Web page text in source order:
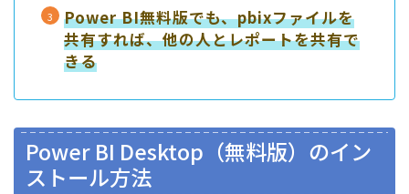
Power BI無料版でも、pbixファイルを
共有すれば、他の人とレポートを共有で
きる
Power BI Desktop（無料版）のイン
ストール方法